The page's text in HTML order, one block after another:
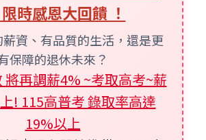
時感恩大回饋 ！
資、有品質的生活，還是更
保障的退休未來？
將再調薪4% ~考取高考~薪
! 115高普考 錄取率高達
19%以上